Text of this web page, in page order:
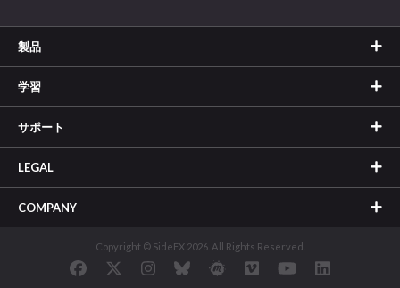
製品
学習
サポート
LEGAL
COMPANY
Copyright © SideFX 2026. All Rights Reserved.